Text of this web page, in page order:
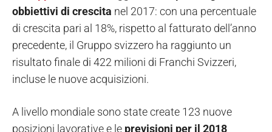
obbiettivi di crescita nel 2017: con una percentuale
di crescita pari al 18%, rispetto al fatturato dell’anno
precedente, il Gruppo svizzero ha raggiunto un
risultato finale di 422 milioni di Franchi Svizzeri,
incluse le nuove acquisizioni.
A livello mondiale sono state create 123 nuove
posizioni lavorative e le previsioni per il 2018